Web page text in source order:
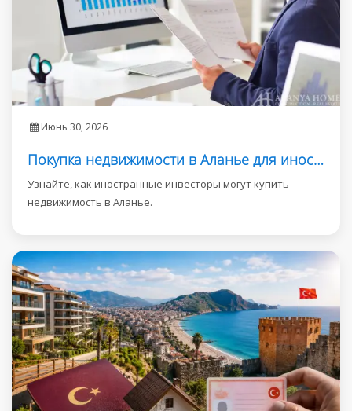
Июнь 30, 2026
Покупка недвижимости в Аланье для иностранных инвесторов
Узнайте, как иностранные инвесторы могут купить
недвижимость в Аланье.